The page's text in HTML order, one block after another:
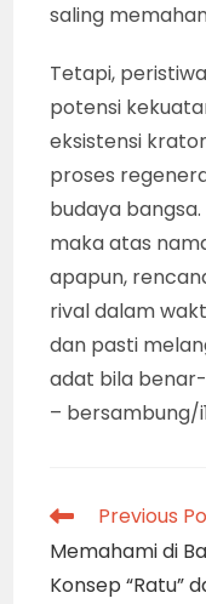
saling
Tetapi,
potensi
eksistensi
proses
budaya
maka atas
apapun,
rival dalam
dan pasti
adat bila
– bersambung/
Read
articles
Previous
Memahami di
Konsep “Ratu”